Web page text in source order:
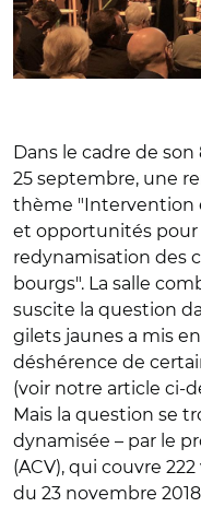
Dans le cadre de
25 septembre, une
thème "Intervention
et opportunités pour
redynamisation des
bourgs". La salle
suscite la question
gilets jaunes a mis
déshérence de
(voir notre article ci-
Mais la question se
dynamisée – par le
(ACV), qui couvre
du 23 novembre